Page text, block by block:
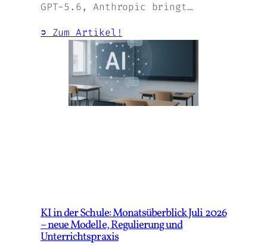
GPT-5.6, Anthropic bringt…
➲ Zum Artikel!
KI in der Schule: Monatsüberblick Juli 2026
– neue Modelle, Regulierung und
Unterrichtspraxis